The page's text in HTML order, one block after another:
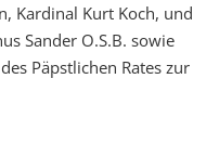
Kardinal Kurt Koch, und
Sander O.S.B. sowie
Päpstlichen Rates zur